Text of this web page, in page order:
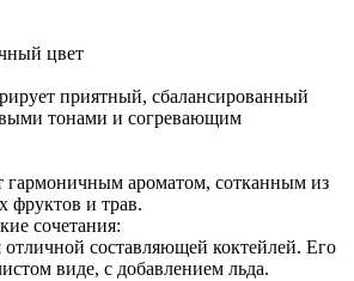
цвет
приятный, сбалансированный
тонами и согревающим
гармоничным ароматом, сотканным из
фруктов и трав.
сочетания:
отличной составляющей коктейлей. Его
виде, с добавлением льда.